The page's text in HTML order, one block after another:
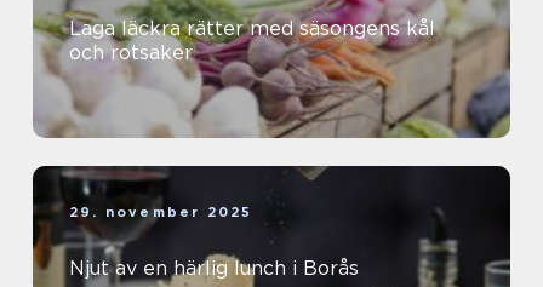
Laga läckra rätter med säsongens kål
och rotsaker
29. november 2025
Njut av en härlig lunch i Borås